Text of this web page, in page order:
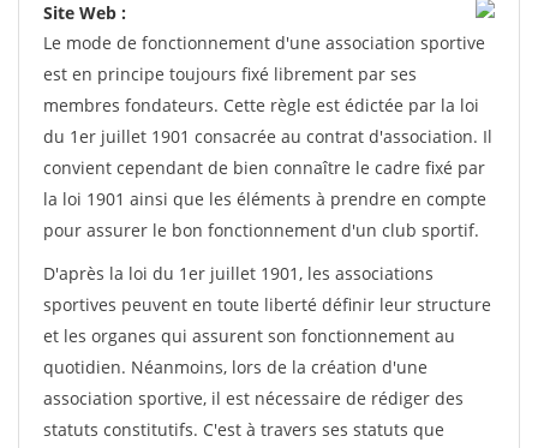
Site Web :
Le mode de fonctionnement d'une association sportive
est en principe toujours fixé librement par ses
membres fondateurs. Cette règle est édictée par la loi
du 1er juillet 1901 consacrée au contrat d'association. Il
convient cependant de bien connaître le cadre fixé par
la loi 1901 ainsi que les éléments à prendre en compte
pour assurer le bon fonctionnement d'un club sportif.
D'après la loi du 1er juillet 1901, les associations
sportives peuvent en toute liberté définir leur structure
et les organes qui assurent son fonctionnement au
quotidien. Néanmoins, lors de la création d'une
association sportive, il est nécessaire de rédiger des
statuts constitutifs. C'est à travers ses statuts que